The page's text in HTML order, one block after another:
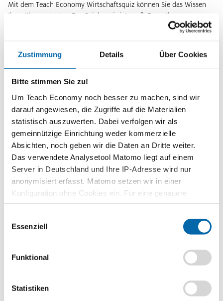
Zustimmung Details Über Cookies
Bitte stimmen Sie zu!
Um Teach Economy noch besser zu machen, sind wir
darauf angewiesen, die Zugriffe auf die Materialien
statistisch auszuwerten. Dabei verfolgen wir als
gemeinnützige Einrichtung weder kommerzielle
Absichten, noch geben wir die Daten an Dritte weiter.
Das verwendete Analysetool Matomo liegt auf einem
Server in Deutschland und Ihre IP-Adresse wird nur
anonymisiert erfasst. Matomo setzen wir in einer
Konfiguration ohne Cookies ein. Für eine genauere
Analyse bitte wir Sie, auch den optional wählbaren
Essenziell
Funktional
Statistiken
Mit dem Teach Economy Wirtschaftsquiz können Sie das Wissen
Ihrer Klassen testen. Der Spielanreiz ist groß. Denn Ihre
Schülerinnen und Schüler sammeln nicht nur Punkte für sich
Kurzinformationen
Themenbereich
Wirtschaftspolitik
Zeitbedarf
2 Unterrichtsstunden
Stufe
Sekundarstufe II
Vorwissen
Strukturwandel
Kompetenzen
Industrieförderung anwenden.
beurteilen die strukturpolitischen Maßnahmen zur Förderung